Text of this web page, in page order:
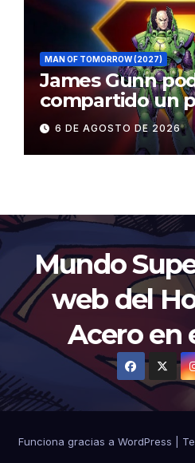
MAN OF TOMORROW (2027)
James Gunn
compartido un
al traje de
6 DE AGOSTO DE 2026
Mundo
web del
Acero en
Funciona gracias a WordPress